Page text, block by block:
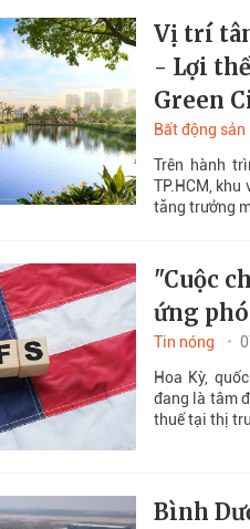
Vị trí
- Lợi
Green
Bất động sản
Trên hành
TP.HCM,
tăng trưởng
"Cuộc
ứng
Tin nóng
Hoa Kỳ,
đang là tâm
thuế tại thị
Bình